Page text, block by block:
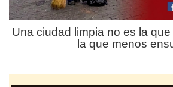
Una ciudad limpia no es la
la que menos